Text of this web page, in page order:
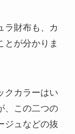
ラ財布も、カ
とが分かりま
クカラーはい
、この二つの
ジュなどの抜